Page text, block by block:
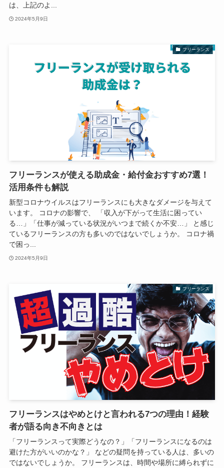
は、上記のよ...
2024年5月9日
フリーランス
フリーランスが使える助成金・給付金おすすめ7選！
活用条件も解説
新型コロナウイルスはフリーランスにも大きなダメージを与えて
います。 コロナの影響で、 「収入が下がって生活に困ってい
る…」「仕事が減っている状況がいつまで続くか不安…」 と感じ
ているフリーランスの方も多いのではないでしょうか。 コロナ禍
で困っ...
2024年5月9日
フリーランス
フリーランスはやめとけと言われる7つの理由！経験
者が語る向き不向きとは
「フリーランスって実際どうなの？」「フリーランスになるのは
避けた方がいいのかな？」 などの疑問を持っている人は、多いの
ではないでしょうか。 フリーランスは、時間や場所に縛られずに